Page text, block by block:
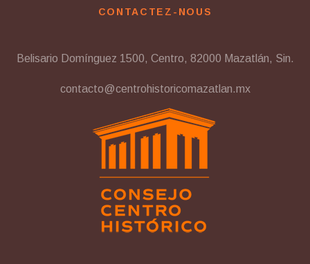
CONTACTEZ-NOUS
Belisario Domínguez 1500, Centro, 82000 Mazatlán, Sin.
contacto@centrohistoricomazatlan.mx